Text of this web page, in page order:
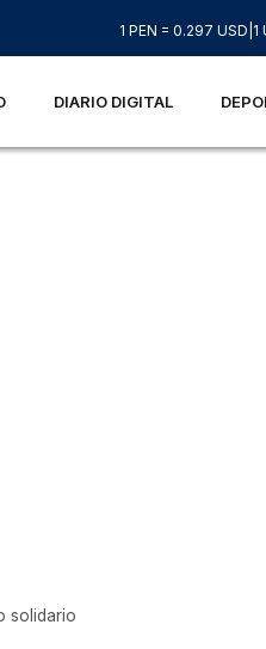
1 PEN = 0.297 USD 1
DIARIO DIGITAL
solidario